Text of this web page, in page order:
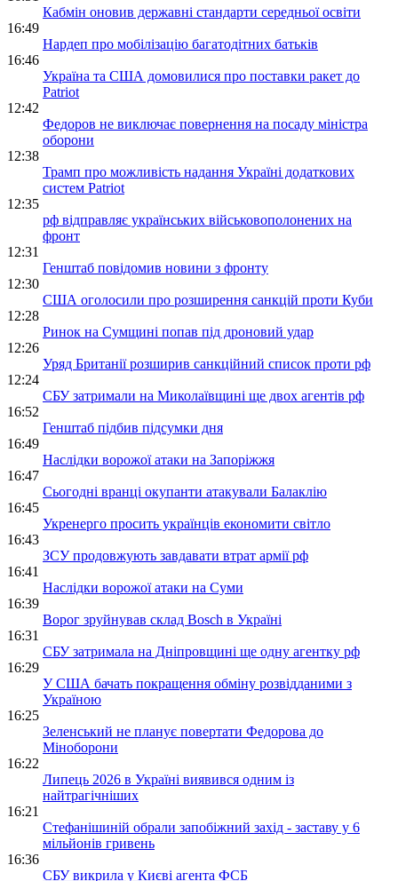
Кабмін оновив державні стандарти середньої освіти
16:49
Нардеп про мобілізацію багатодітних батьків
16:46
Україна та США домовилися про поставки ракет до
Patriot
12:42
Федоров не виключає повернення на посаду міністра
оборони
12:38
Трамп про можливість надання Україні додаткових
систем Patriot
12:35
рф відправляє українських військовополонених на
фронт
12:31
Генштаб повідомив новини з фронту
12:30
США оголосили про розширення санкцій проти Куби
12:28
Ринок на Сумщині попав під дроновий удар
12:26
Уряд Британії розширив санкційний список проти рф
12:24
СБУ затримали на Миколаївщині ще двох агентів рф
16:52
Генштаб підбив підсумки дня
16:49
Наслідки ворожої атаки на Запоріжжя
16:47
Сьогодні вранці окупанти атакували Балаклію
16:45
Укренерго просить українців економити світло
16:43
ЗСУ продовжують завдавати втрат армії рф
16:41
Наслідки ворожої атаки на Суми
16:39
Ворог зруйнував склад Bosch в Україні
16:31
СБУ затримала на Дніпровщині ще одну агентку рф
16:29
У США бачать покращення обміну розвідданими з
Україною
16:25
Зеленський не планує повертати Федорова до
Міноборони
16:22
Липець 2026 в Україні виявився одним із
найтрагічніших
16:21
Стефанішиній обрали запобіжний захід - заставу у 6
мільйонів гривень
16:36
СБУ викрила у Києві агента ФСБ